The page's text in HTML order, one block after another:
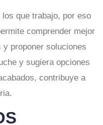
que trabajo, por eso
comprender mejor
proponer soluciones
y sugiera opciones
contribuye a